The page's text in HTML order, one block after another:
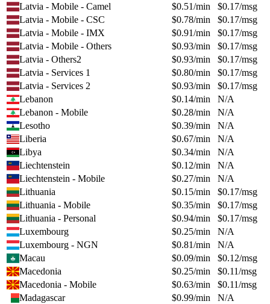
Latvia - Mobile - Camel
$0.51/min $0.17/msg
Latvia - Mobile - CSC
$0.78/min $0.17/msg
Latvia - Mobile - IMX
$0.91/min $0.17/msg
Latvia - Mobile - Others
$0.93/min $0.17/msg
Latvia - Others2
$0.93/min $0.17/msg
Latvia - Services 1
$0.80/min $0.17/msg
Latvia - Services 2
$0.93/min $0.17/msg
Lebanon
$0.14/min
N/A
Lebanon - Mobile
$0.28/min
N/A
Lesotho
$0.39/min
N/A
Liberia
$0.67/min
N/A
Libya
$0.34/min
N/A
Liechtenstein
$0.12/min
N/A
Liechtenstein - Mobile
$0.27/min
N/A
Lithuania
$0.15/min $0.17/msg
Lithuania - Mobile
$0.35/min $0.17/msg
Lithuania - Personal
$0.94/min $0.17/msg
Luxembourg
$0.25/min
N/A
Luxembourg - NGN
$0.81/min
N/A
Macau
$0.09/min $0.12/msg
Macedonia
$0.25/min $0.11/msg
Macedonia - Mobile
$0.63/min $0.11/msg
Madagascar
$0.99/min
N/A